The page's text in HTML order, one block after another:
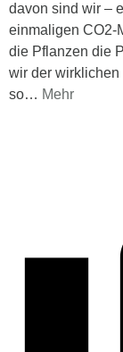
davon sind wir –
einmaligen CO2-
die Pflanzen die
wir der wirklichen
so… Mehr